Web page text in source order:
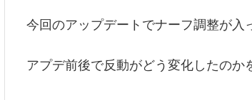
今回のアップデートでナーフ調整が入
アプデ前後で反動がどう変化したのか